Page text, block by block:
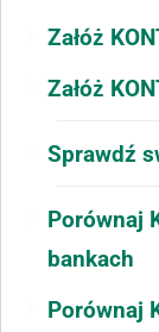
Załóż
Załóż
Sprawdź
Porównaj
bankach
Porównaj